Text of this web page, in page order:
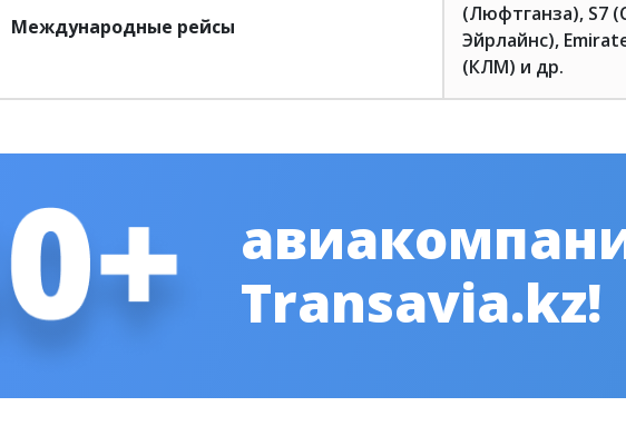
Международные рейсы
(Люфтганза), S7
Эйрлайнс),
(КЛМ) и др.
Transavia.kz!